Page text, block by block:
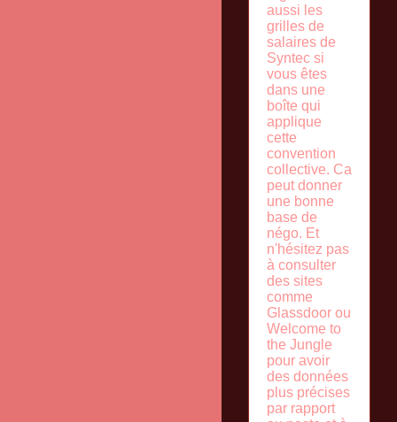
aussi les
grilles de
salaires de
Syntec si
vous êtes
dans une
boîte qui
applique
cette
convention
collective. Ca
peut donner
une bonne
base de
négo. Et
n'hésitez pas
à consulter
des sites
comme
Glassdoor ou
Welcome to
the Jungle
pour avoir
des données
plus précises
par rapport